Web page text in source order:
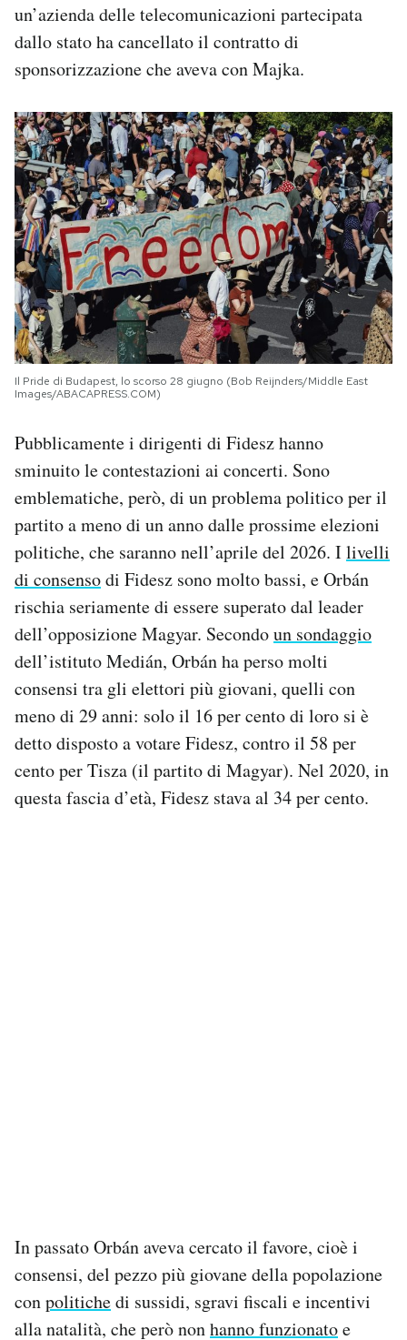
un’azienda delle telecomunicazioni partecipata
dallo stato ha cancellato il contratto di
sponsorizzazione che aveva con Majka.
Il Pride di Budapest, lo scorso 28 giugno (Bob Reijnders/Middle East
Images/ABACAPRESS.COM)
Pubblicamente i dirigenti di Fidesz hanno
sminuito le contestazioni ai concerti. Sono
emblematiche, però, di un problema politico per il
partito a meno di un anno dalle prossime elezioni
politiche, che saranno nell’aprile del 2026. Ilivelli
di consensodi Fidesz sono molto bassi, e Orbán
rischia seriamente di essere superato dal leader
dell’opposizione Magyar. Secondoun sondaggio
dell’istituto Medián, Orbán ha perso molti
consensi tra gli elettori più giovani, quelli con
meno di 29 anni: solo il 16 per cento di loro si è
detto disposto a votare Fidesz, contro il 58 per
cento per Tisza (il partito di Magyar). Nel 2020, in
questa fascia d’età, Fidesz stava al 34 per cento.
In passato Orbán aveva cercato il favore, cioè i
consensi, del pezzo più giovane della popolazione
conpolitichedi sussidi, sgravi fiscali e incentivi
alla natalità, che però nonhanno funzionatoe